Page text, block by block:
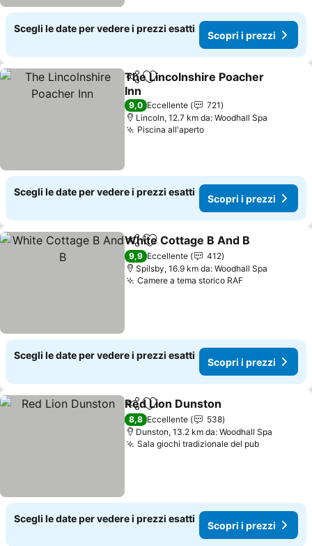
Scegli le date per vedere i prezzi esatti
Scopri i prezzi
CondividiAggiungi ai preferiti
The Lincolnshire Poacher
Inn
Scopri i prezzi
9,0 Eccellente
721
Lincoln, 12.7 km da: Woodhall Spa
Piscina all'apertoScopri i prezzi
Scegli le date per vedere i prezzi esatti
Scopri i prezzi
CondividiAggiungi ai preferiti
White Cottage B And B
9,9 Eccellente
412
Spilsby, 16.9 km da: Woodhall Spa
Camere a tema storico RAF
Scegli le date per vedere i prezzi esatti
Scopri i prezzi
CondividiAggiungi ai preferiti
Red Lion Dunston
8,8 Eccellente
538
Dunston, 13.2 km da: Woodhall Spa
Sala giochi tradizionale del pubScopri i
Scegli le date per vedere i prezzi esatti
Scopri i prezzi